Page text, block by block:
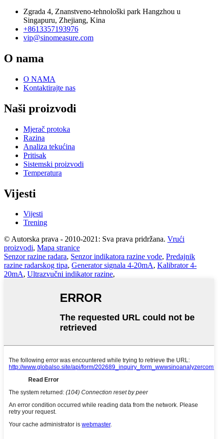
Zgrada 4, Znanstveno-tehnološki park Hangzhou u
Singapuru, Zhejiang, Kina
+8613357193976
vip@sinomeasure.com
O nama
O NAMA
Kontaktirajte nas
Naši proizvodi
Mjerač protoka
Razina
Analiza tekućina
Pritisak
Sistemski proizvodi
Temperatura
Vijesti
Vijesti
Trening
© Autorska prava - 2010-2021: Sva prava pridržana. Vrući
proizvodi, Mapa stranice
Senzor razine radara, Senzor indikatora razine vode, Predajnik
razine radarskog tipa, Generator signala 4-20mA, Kalibrator 4-
20mA, Ultrazvučni indikator razine,